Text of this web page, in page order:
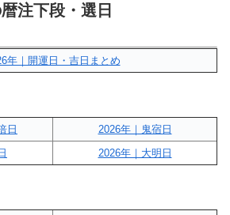
注下段・選日
年｜開運日・吉日まとめ
日
2026年｜鬼宿日
2026年｜大明日